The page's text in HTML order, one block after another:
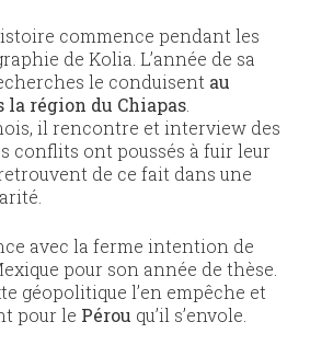
commence pendant les
de Kolia. L’année de sa
le conduisent au
la région du Chiapas.
il rencontre et interview des
conflits ont poussés à fuir leur
de ce fait dans une
avec la ferme intention de
pour son année de thèse.
géopolitique l’en empêche et
pour le Pérou qu’il s’envole.